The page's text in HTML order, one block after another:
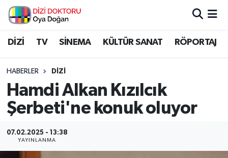
DİZİ TV SİNEMA KÜLTÜR SANAT RÖPORTAJ
HABERLER DİZİ
Hamdi Alkan Kızılcık
Şerbeti'ne konuk oluyor
07.02.2025 - 13:38
YAYINLANMA
İstanbul Nöbetçi Eczaneler
İstanbul Namaz Vakitleri
İstanbul Trafik Yoğunluk Haritası
Süper Lig Puan Durumu ve Fikstür